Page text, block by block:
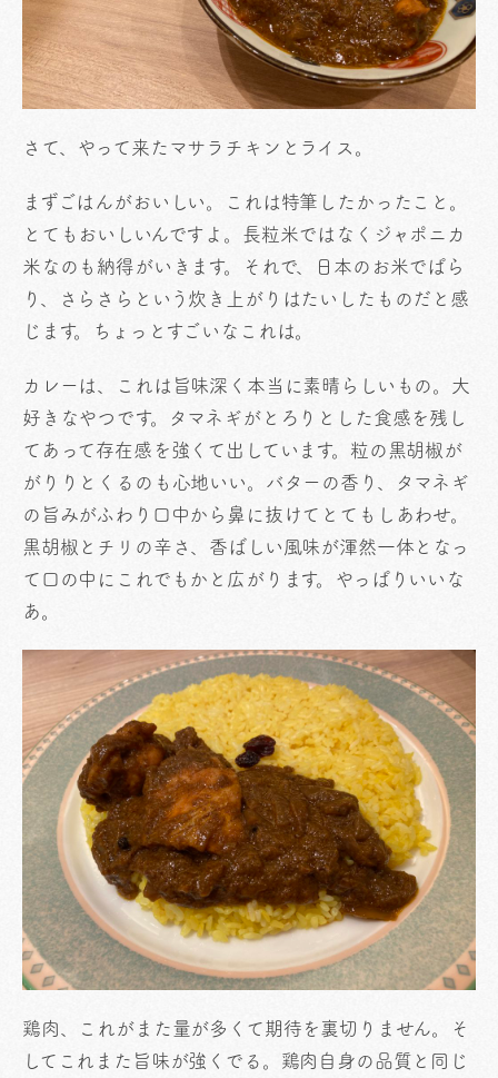
さて、やって来たマサラチキンとライス。
まずごはんがおいしい。これは特筆したかったこと。
とてもおいしいんですよ。長粒米ではなくジャポニカ
米なのも納得がいきます。それで、日本のお米でぱら
り、さらさらという炊き上がりはたいしたものだと感
じます。ちょっとすごいなこれは。
カレーは、これは旨味深く本当に素晴らしいもの。大
好きなやつです。タマネギがとろりとした食感を残し
てあって存在感を強くて出しています。粒の黒胡椒が
がりりとくるのも心地いい。バターの香り、タマネギ
の旨みがふわり口中から鼻に抜けてとてもしあわせ。
黒胡椒とチリの辛さ、香ばしい風味が渾然一体となっ
て口の中にこれでもかと広がります。やっぱりいいな
あ。
鶏肉、これがまた量が多くて期待を裏切りません。そ
してこれまた旨味が強くでる。鶏肉自身の品質と同じ